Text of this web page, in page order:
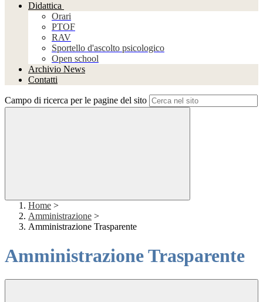
Didattica
Orari
PTOF
RAV
Sportello d'ascolto psicologico
Open school
Archivio News
Contatti
Campo di ricerca per le pagine del sito
Home >
Amministrazione >
Amministrazione Trasparente
Amministrazione Trasparente